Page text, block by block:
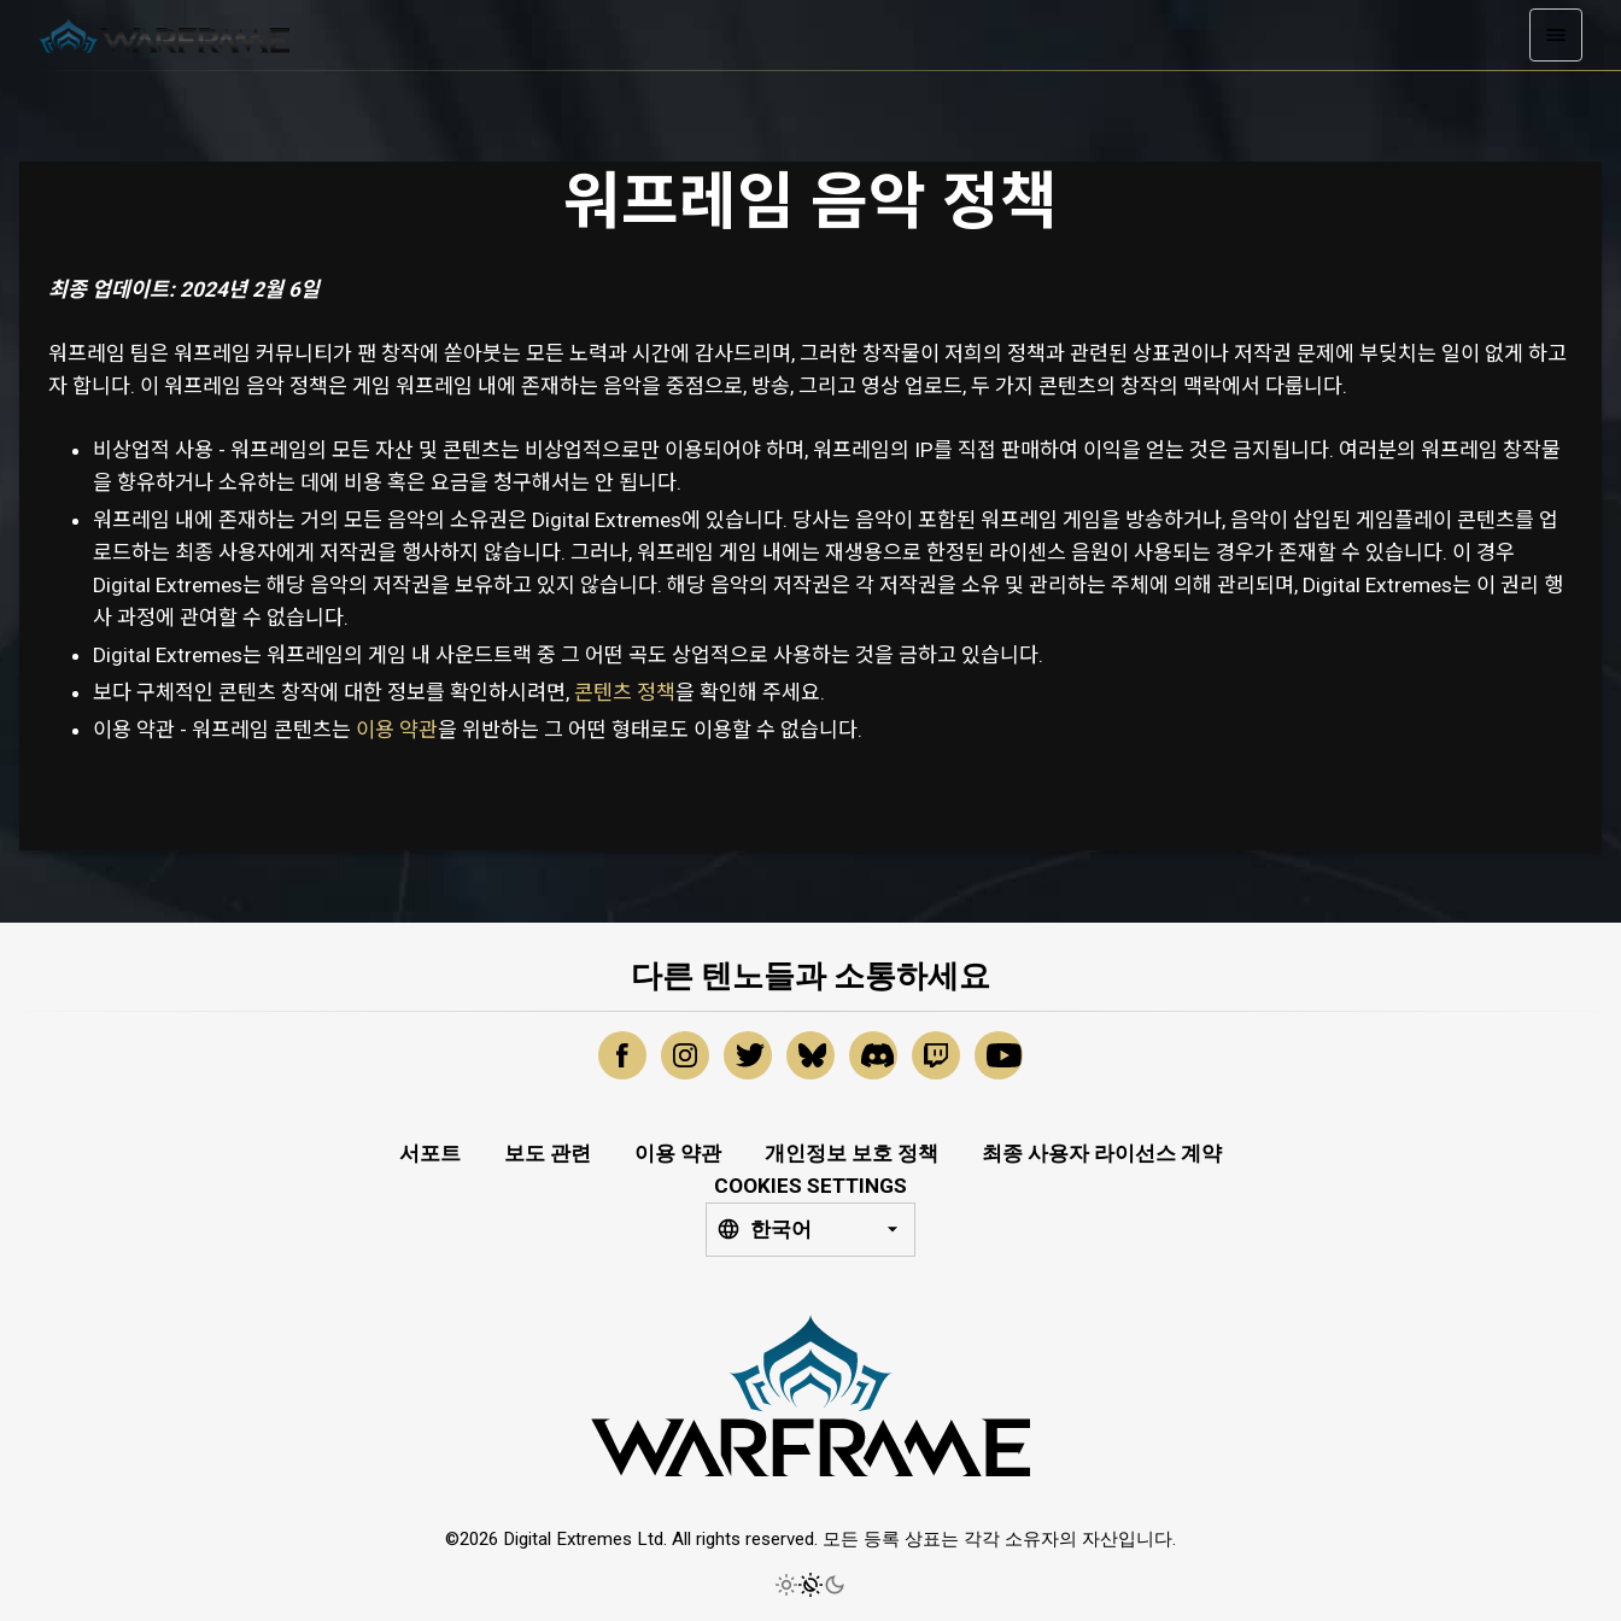
워프레임 음악 정책
최종 업데이트: 2024년 2월 6일
워프레임 팀은 워프레임 커뮤니티가 팬 창작에 쏟아붓는 모든 노력과 시간에 감사드리며, 그러한 창작물이 저희의 정책과 관련된 상표권이나 저작권 문제에 부딪치는 일이 없게 하고
자 합니다. 이 워프레임 음악 정책은 게임 워프레임 내에 존재하는 음악을 중점으로, 방송, 그리고 영상 업로드, 두 가지 콘텐츠의 창작의 맥락에서 다룹니다.
비상업적 사용 - 워프레임의 모든 자산 및 콘텐츠는 비상업적으로만 이용되어야 하며, 워프레임의 IP를 직접 판매하여 이익을 얻는 것은 금지됩니다. 여러분의 워프레임 창작물
을 향유하거나 소유하는 데에 비용 혹은 요금을 청구해서는 안 됩니다.
워프레임 내에 존재하는 거의 모든 음악의 소유권은 Digital Extremes에 있습니다. 당사는 음악이 포함된 워프레임 게임을 방송하거나, 음악이 삽입된 게임플레이 콘텐츠를 업
로드하는 최종 사용자에게 저작권을 행사하지 않습니다. 그러나, 워프레임 게임 내에는 재생용으로 한정된 라이센스 음원이 사용되는 경우가 존재할 수 있습니다. 이 경우
Digital Extremes는 해당 음악의 저작권을 보유하고 있지 않습니다. 해당 음악의 저작권은 각 저작권을 소유 및 관리하는 주체에 의해 관리되며, Digital Extremes는 이 권리 행
사 과정에 관여할 수 없습니다.
Digital Extremes는 워프레임의 게임 내 사운드트랙 중 그 어떤 곡도 상업적으로 사용하는 것을 금하고 있습니다.
보다 구체적인 콘텐츠 창작에 대한 정보를 확인하시려면,콘텐츠 정책을 확인해 주세요.
이용 약관 - 워프레임 콘텐츠는 이용 약관을 위반하는 그 어떤 형태로도 이용할 수 없습니다.
다른 텐노들과 소통하세요
서포트 보도 관련 이용 약관 개인정보 보호 정책
최종 사용자 라이선스 계약
COOKIES SETTINGS
한국어
©2026 Digital Extremes Ltd. All rights reserved. 모든 등록 상표는 각각 소유자의 자산입니다.